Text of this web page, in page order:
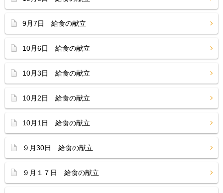
9月7日 給食の献立
10月6日 給食の献立
10月3日 給食の献立
10月2日 給食の献立
10月1日 給食の献立
９月30日 給食の献立
９月１７日 給食の献立